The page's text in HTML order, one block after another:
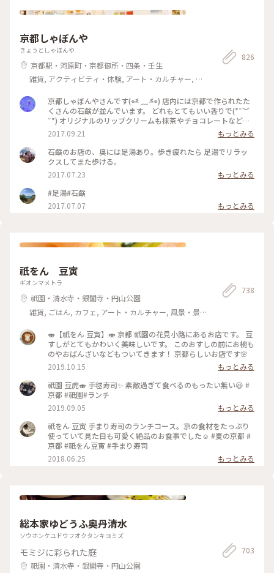
京都しゃぼんや
きょうとしゃぼんや
京都駅・河原町・京都御所・四条・壬生
雑貨, アクティビティ・体験, アート・カルチャー, ラ
826
京都しゃぼんやさんです(⌯˃̶᷄ ﹏ ˂̶᷄⌯) 店内には京都で作られたた
くさんの石鹸が並んでいます。 どれもとてもいい香りで(*˘︶
˘*) オリジナルのリップクリームも抹茶やチョコレートなど、
面白い商品がありますが、ケースが木製でお土産にもぴったり
です☆ 私は抹茶を１つ購入しましたが、ほのかに香る抹茶、
いろも抹茶色ですが、もちろん塗ると伸びの良いリップクリー
ムです(❁ᴗ͈ˬᴗ͈) #日本は美しい #kyoto #京都 #京都しゃぼんや
2017.09.21
もっとみる
石鹸のお店の、奥には足湯あり。歩き疲れたら 足湯でリラッ
クスしてまた歩ける。
2017.07.23
もっとみる
#足湯#石鹸
2017.07.07
もっとみる
祇をん 豆寅
ギオンマメトラ
祇園・清水寺・銀閣寺・円山公園
雑貨, ごはん, カフェ, アート・カルチャー, 風景・景
738
🍣【祇をん 豆寅】🍣 京都 祇園の花見小路にあるお店です。 豆
すしがとてもかわいく美味しいです。 このおすしの前にお椀も
のやおばんざいなどもついてきます！ 京都らしいお店です🌸
2019.10.15
もっとみる
祇園 豆虎🍣 手毬寿司✨ 素敵過ぎて食べるのもったい無い😆 #
京都 #祇園#ランチ
2019.09.05
もっとみる
祇をん 豆寅 手まり寿司のランチコース。京の食材をたっぷり
使っていて見た目も可愛く絶品のお食事でした☺️ #夏の京都 #
京都 #祇をん豆寅 #手まり寿司
2018.06.25
もっとみる
総本家ゆどうふ奥丹清水
ソウホンケユドウフオクタンキヨミズ
モミジに彩られた庭
祇園・清水寺・銀閣寺・円山公園
703